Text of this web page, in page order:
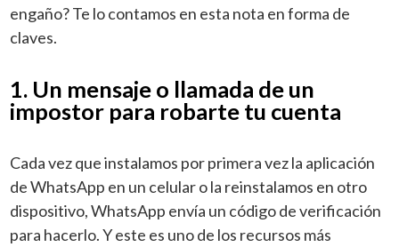
engaño? Te lo contamos en esta nota en forma de
claves.
1. Un mensaje o llamada de un
impostor para robarte tu cuenta
Cada vez que instalamos por primera vez la aplicación
de WhatsApp en un celular o la reinstalamos en otro
dispositivo, WhatsApp envía un código de verificación
para hacerlo. Y este es uno de los recursos más